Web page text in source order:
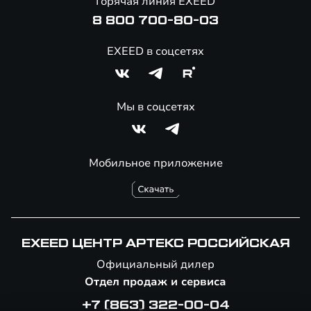
Специальные предложения
Мобильное приложение
8 800 700-80-03
EXEED в соцсетях
Мы в соцсетях
EXEED ЦЕНТР АРТЕКС РОССИЙСКАЯ
Официальный дилер
Отдел продаж и сервиса
+7 (863) 322-00-04